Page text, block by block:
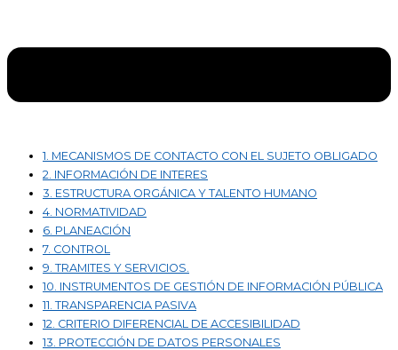
1. MECANISMOS DE CONTACTO CON EL SUJETO OBLIGADO
2. INFORMACIÓN DE INTERES
3. ESTRUCTURA ORGÁNICA Y TALENTO HUMANO
4. NORMATIVIDAD
6. PLANEACIÓN
7. CONTROL
9. TRAMITES Y SERVICIOS.
10. INSTRUMENTOS DE GESTIÓN DE INFORMACIÓN PÚBLICA
11. TRANSPARENCIA PASIVA
12. CRITERIO DIFERENCIAL DE ACCESIBILIDAD
13. PROTECCIÓN DE DATOS PERSONALES